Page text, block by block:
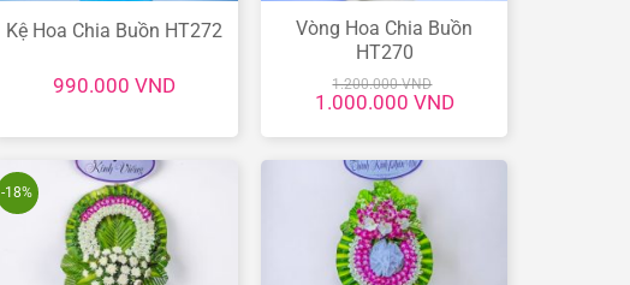
Kệ Hoa Chia Buồn HT272
990.000VND
Vòng Hoa Chia Buồn
HT270
1.200.000VND
Giá
gốc
là:
1.000.000 VNDGiá
tại
1.000.000 VND.
-18%